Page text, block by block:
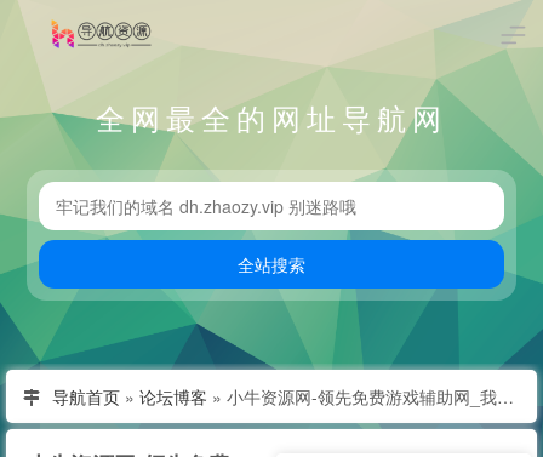
全网最全的网址导航网
导航首页 » 论坛博客 » 小牛资源网-领先免费游戏辅助网_我爱辅助热门辅助资源论坛